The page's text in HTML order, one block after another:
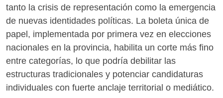
tanto la crisis de representación como la emergencia
de nuevas identidades políticas. La boleta única de
papel, implementada por primera vez en elecciones
nacionales en la provincia, habilita un corte más fino
entre categorías, lo que podría debilitar las
estructuras tradicionales y potenciar candidaturas
individuales con fuerte anclaje territorial o mediático.